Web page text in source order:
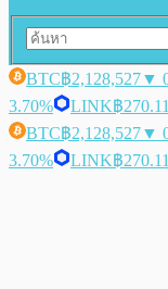
BTC฿2,128,527▼
3.70%
LINK฿270.11
BTC฿2,128,527▼
3.70%
LINK฿270.11